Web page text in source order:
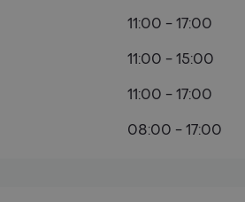
11:00 - 17:00
11:00 - 15:00
11:00 - 17:00
08:00 - 17:00